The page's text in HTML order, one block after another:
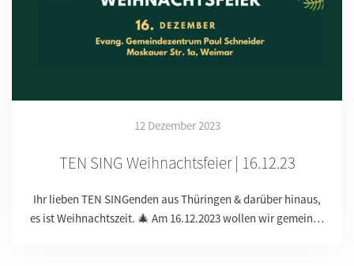
12 Dezember 2023
TEN SING Weihnachtsfeier | 16.12.23
Ihr lieben TEN SINGenden aus Thüringen & darüber hinaus,
es ist Weihnachtszeit. 🎄 Am 16.12.2023 wollen wir gemein…